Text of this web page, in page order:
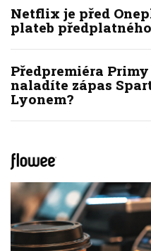
Netflix je před
plateb
Předpremiéra
naladíte zápas
Lyonem?